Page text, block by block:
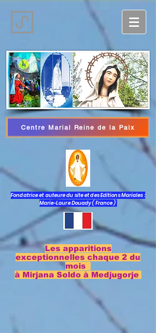
Log In
Centre Marial Reine de la Paix
Fondatrice et auteure du site et des Editions Mariales :
Marie-Laure Douady ( France )
Les apparitions
exceptionnelles chaque 2 du
mois
à Mirjana Soldo à Medjugorje